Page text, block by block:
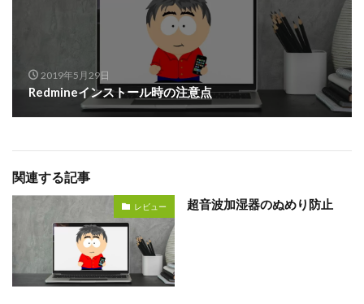
2019年5月29日
Redmineインストール時の注意点
関連する記事
レビュー 超音波加湿器のぬめり防止